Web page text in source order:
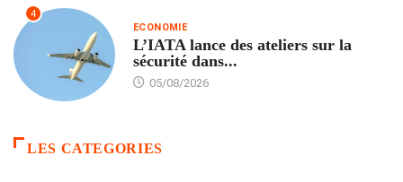
4
ECONOMIE
L’IATA lance des ateliers sur la
sécurité dans...
05/08/2026
LES CATEGORIES